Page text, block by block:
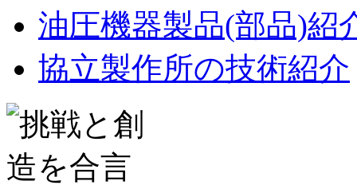
油圧機器製品(部品)紹
協立製作所の技術紹介